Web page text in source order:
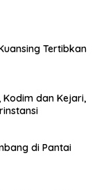
Tertibkan
Kodim dan Kejari,
di Pantai